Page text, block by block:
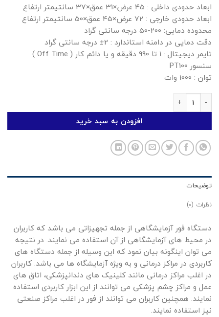
ابعاد حدودی داخلی : 45 عرض×31 عمق×37 سانتیمتر ارتفاع
ابعاد حدودی خارجی : 72 عرض×45 عمق×50 سانتیمتر ارتفاع
محدوده دمایی: 200-50 درجه سانتی گراد
دقت دمایی در دامنه استاندارد : 2± درجه سانتی گراد
تایمر دیجیتال : 1 تا 990 دقیقه و یا دائم کار ( Off Time )
سنسور PT100
توان : 1000 وات
فور ( آون ) آزمایشگاهی 55 لیتری عدد
افزودن به سبد خرید
توضیحات
نظرات (0)
دستگاه فور آزمایشگاهی از جمله تجهیزاتی می باشد که کاربران
در محیط های آزمایشگاهی از آن استفاده می نمایند. در نتیجه
می توان اینگونه بیان نمود که این وسیله از جمله دستگاه های
کاربردی در مراکز درمانی و به ویژه آزمایشگاه ها می باشد. کاربران
در اغلب مراکز درمانی مانند کلینیک های دندانپزشکی، اتاق های
عمل و مراکز چشم پزشکی می توانند از این ابزار کاربردی استفاده
نمایند. همچنین کاربران می توانند از فور در اغلب مراکز صنعتی
نیز استفاده نمایند.